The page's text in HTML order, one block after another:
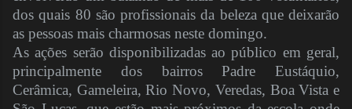
dos quais 80 são profissionais da beleza que deixarão
as pessoas mais charmosas neste domingo.
As ações serão disponibilizadas ao público em geral,
principalmente dos bairros Padre Eustáquio,
Cerâmica, Gameleira, Rio Novo, Veredas, Boa Vista e